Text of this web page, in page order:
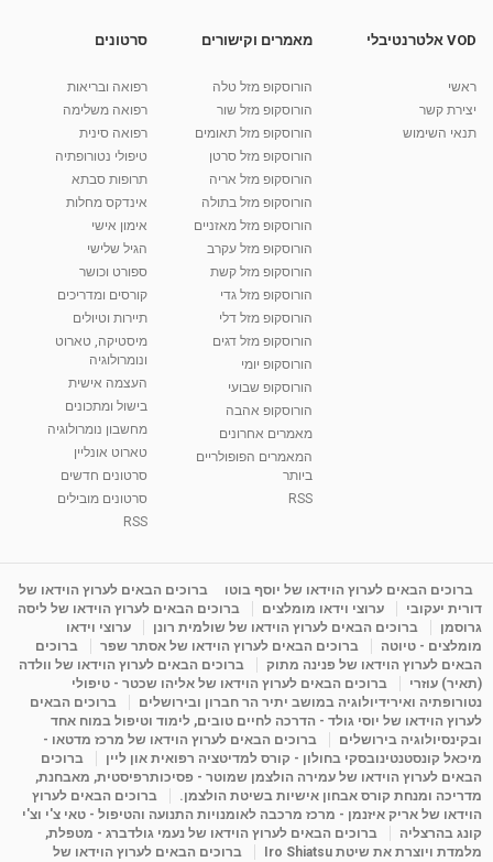
מאת vod-galit 10 שנים
10:17
קרין גורן - העוגה המתגלצ’ת ללא קמח
38.5k צפיות
01:37
יוסי שר - מתמחה בשיטת אלכסנדר וטאי צ'י
2,734 צפיות
01:46
רנה רז-גילו -טיפול אנרגטי ויעוץ רוחני - נומרולוגית
2,309 צפיות
05:37
סודות בתאריך הלידה, משמעות חודש הלידה -
ינואר זינה ליבשיץ נומרולוגית
ליסה גרוסמן - המרכז לאימון התנהגותי - קשב
09:12
מדיטציה בדמיון מודרך - היכרות עם האני הפנימי
מאת admin 11 שנים 3,644 צפיות
פנינה מתוק - מרכז "נתיב הלב" בהרצליה-
מדיטציה-התחדשות
Shahar-vod
VOD אלטרנטיבלי
ראשי
יצירת קשר
תנאי השימוש
מאמרים וקישורים
הורוסקופ מזל טלה
הורוסקופ מזל שור
הורוסקופ מזל תאומים
הורוסקופ מזל סרטן
הורוסקופ מזל אריה
הורוסקופ מזל בתולה
הורוסקופ מזל מאזניים
הורוסקופ מזל עקרב
הורוסקופ מזל קשת
הורוסקופ מזל גדי
הורוסקופ מזל דלי
הורוסקופ מזל דגים
הורוסקופ יומי
הורוסקופ שבועי
הורוסקופ אהבה
מאמרים אחרונים
המאמרים הפופולריים
ביותר
RSS
סרטונים
רפואה ובריאות
רפואה משלימה
רפואה סינית
טיפולי נטורופתיה
תרופות סבתא
אינדקס מחלות
אימון אישי
הגיל שלישי
ספורט וכושר
קורסים ומדריכים
תיירות וטיולים
מיסטיקה, טארוט
ונומרולוגיה
העצמה אישית
בישול ומתכונים
מחשבון נומרולוגיה
טארוט אונליין
סרטונים חדשים
סרטונים מובילים
RSS
ברוכים הבאים לערוץ הוידאו של יוסף בוטו
ברוכים הבאים לערוץ הוידאו של
דורית יעקובי
ערוצי וידאו מומלצים
ברוכים הבאים לערוץ הוידאו של ליסה
גרוסמן
ברוכים הבאים לערוץ הוידאו של שולמית רונן
ערוצי וידאו
מומלצים - טיוטה
ברוכים הבאים לערוץ הוידאו של אסתר שפר
ברוכים
הבאים לערוץ הוידאו של פנינה מתוק
ברוכים הבאים לערוץ הוידאו של וולדה
(תאיר) עוזרי
ברוכים הבאים לערוץ הוידאו של אליהו שכטר - טיפולי
נטורופתיה ואירידיולוגיה במושב יתיר הר חברון ובירושלים
ברוכים הבאים
לערוץ הוידאו של יוסי גולד - הדרכה לחיים טובים, לימוד וטיפול במוח אחד
ובקינסיולוגיה בירושלים
ברוכים הבאים לערוץ הוידאו של מרכז מדטאו -
מיכאל קונסטנטינובסקי בחולון - קורס למדיטציה רפואית און ליין
ברוכים
הבאים לערוץ הוידאו של עמירה הולצמן שמוטר - פסיכותרפיסטית, מאבחנת,
מדריכה ומנחת קורס אבחון אישיות בשיטת הולצמן.
ברוכים הבאים לערוץ
הוידאו של אריק איזנמן - מרכז מרכבה לאומנויות התנועה והטיפול - טאי צ'י וצ'י
קונג בהרצליה
ברוכים הבאים לערוץ הוידאו של נעמי גולדברג - מטפלת,
מלמדת ויוצרת את שיטת Iro Shiatsu
ברוכים הבאים לערוץ הוידאו של